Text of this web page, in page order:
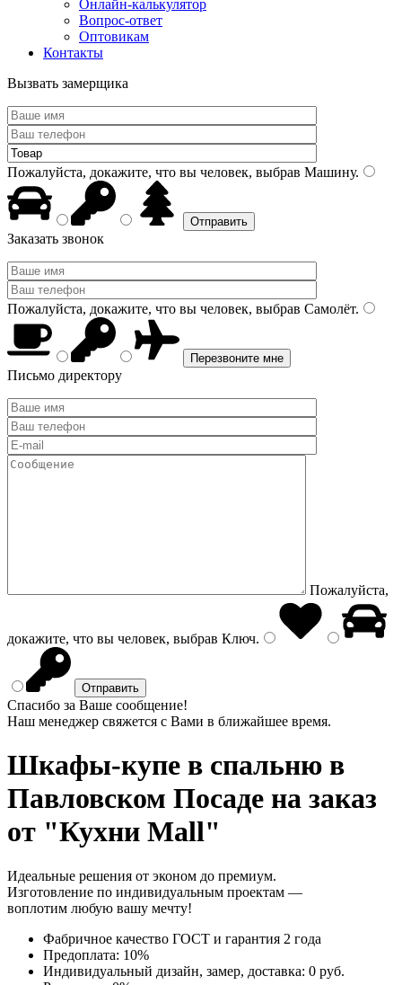
Онлайн-калькулятор
Вопрос-ответ
Оптовикам
Контакты
Вызвать замерщика
Пожалуйста, докажите, что вы человек, выбрав Машину.
Заказать звонок
Пожалуйста, докажите, что вы человек, выбрав Самолёт.
Письмо директору
Пожалуйста,
докажите, что вы человек, выбрав Ключ.
Спасибо за Ваше сообщение!
Наш менеджер свяжется с Вами в ближайшее время.
Шкафы-купе в спальню в
Павловском Посаде на заказ
от "Кухни Mall"
Идеальные решения от эконом до премиум.
Изготовление по индивидуальным проектам —
воплотим любую вашу мечту!
Фабричное качество ГОСТ и гарантия 2 года
Предоплата: 10%
Индивидуальный дизайн, замер, доставка: 0 руб.